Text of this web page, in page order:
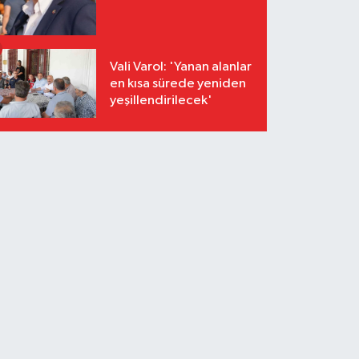
Vali Varol: 'Yanan alanlar
en kısa sürede yeniden
yeşillendirilecek'